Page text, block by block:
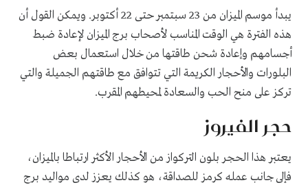
يبدأ موسم الميزان من 23 سبتمبر حتى 22 أكتوبر. ويمكن القول أن
هذه الفترة هي الوقت المناسب لأصحاب برج الميزان لإعادة ضبط
أجسامهم وإعادة شحن طاقتها من خلال استعمال بعض
البلورات والأحجار الكريمة التي تتوافق مع طاقتهم الجميلة والتي
تركز على منح الحب والسعادة لمحيطهم المقرب.
حجر الفيروز
يعتبر هذا الحجر بلون التركواز من الأحجار الأكثر ارتباطا بالميزان،
فإلى جانب عمله كرمز للصداقة، هو كذلك يعزز لدى مواليد برج